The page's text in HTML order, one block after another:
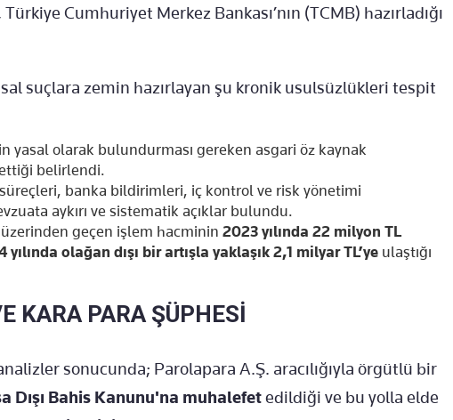
Cumhuriyet Merkez Bankası’nın (TCMB) hazırladığı
suçlara zemin hazırlayan şu kronik usulsüzlükleri tespit
yasal olarak bulundurması gereken asgari öz kaynak
belirlendi.
süreçleri, banka bildirimleri, iç kontrol ve risk yönetimi
aykırı ve sistematik açıklar bulundu.
geçen işlem hacminin 2023 yılında 22 milyon TL
yılında olağan dışı bir artışla yaklaşık 2,1 milyar TL’ye ulaştığı
KARA PARA ŞÜPHESİ
sonucunda; Parolapara A.Ş. aracılığıyla örgütlü bir
Dışı Bahis Kanunu'na muhalefetedildiği ve bu yolla elde